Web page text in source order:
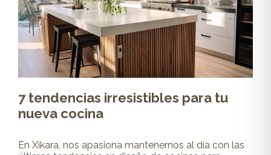
7 tendencias irresistibles para tu
nueva cocina
En Xikara, nos apasiona mantenernos al día con las